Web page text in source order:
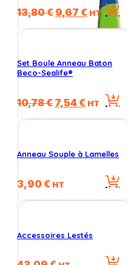
13,80€ Le
13,80 €.
9,67 €Le
prix
9,67 €.
HT
Set Boule Anneau Baton
Beco-Sealife®
10,78€ Le
10,78 €.
7,54€Le
7,54 €.
HT
Anneau Souple à Lamelles
3,90€ HT
Accessoires Lestés